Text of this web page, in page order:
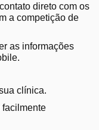
direto com os
a competição de
as informações
clínica.
facilmente